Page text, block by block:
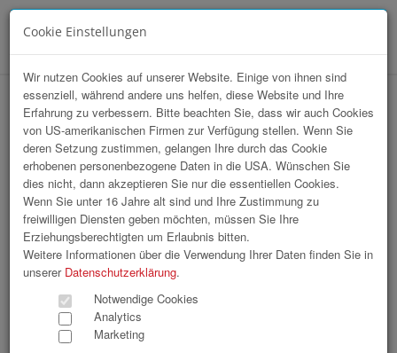
hr-lounge Mitte zu Gast bei Wacker
Neuson Linz
Cookie Einstellungen
Wir nutzen Cookies auf unserer Website. Einige von ihnen sind
essenziell, während andere uns helfen, diese Website und Ihre
Erfahrung zu verbessern. Bitte beachten Sie, dass wir auch Cookies
von US-amerikanischen Firmen zur Verfügung stellen. Wenn Sie
deren Setzung zustimmen, gelangen Ihre durch das Cookie
erhobenen personenbezogene Daten in die USA. Wünschen Sie
dies nicht, dann akzeptieren Sie nur die essentiellen Cookies.
Wenn Sie unter 16 Jahre alt sind und Ihre Zustimmung zu
freiwilligen Diensten geben möchten, müssen Sie Ihre
Erziehungsberechtigten um Erlaubnis bitten.
Weitere Informationen über die Verwendung Ihrer Daten finden Sie in
unserer Datenschutzerklärung.
Notwendige Cookies
Analytics
Marketing